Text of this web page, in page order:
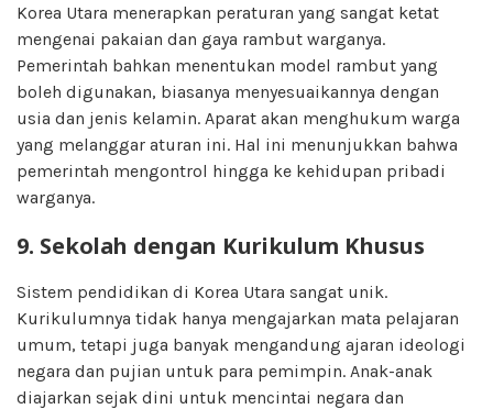
Korea Utara menerapkan peraturan yang sangat ketat
mengenai pakaian dan gaya rambut warganya.
Pemerintah bahkan menentukan model rambut yang
boleh digunakan, biasanya menyesuaikannya dengan
usia dan jenis kelamin. Aparat akan menghukum warga
yang melanggar aturan ini. Hal ini menunjukkan bahwa
pemerintah mengontrol hingga ke kehidupan pribadi
warganya.
9. Sekolah dengan Kurikulum Khusus
Sistem pendidikan di Korea Utara sangat unik.
Kurikulumnya tidak hanya mengajarkan mata pelajaran
umum, tetapi juga banyak mengandung ajaran ideologi
negara dan pujian untuk para pemimpin. Anak-anak
diajarkan sejak dini untuk mencintai negara dan